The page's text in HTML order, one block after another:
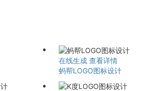
在线生成 查看详情
蚂帮LOGO图标设计